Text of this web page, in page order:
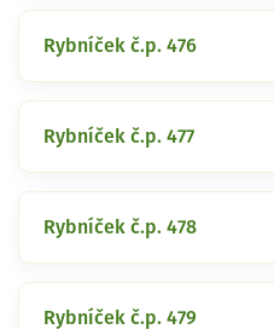
Rybníček č.p. 476
Rybníček č.p. 477
Rybníček č.p. 478
Rybníček č.p. 479